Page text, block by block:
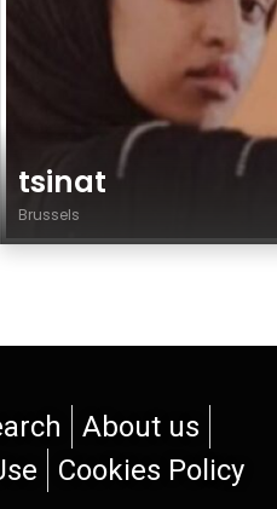
tsinat
Brussels
About us
Cookies Policy